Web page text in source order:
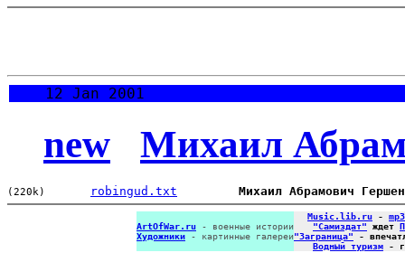
12 Jan 2001
new Михаил
(220k) robingud.txt Михаил Абрамович
ArtOfWar.ru - военные истории
Художники - картинные галереи
Music.lib.ru - mp3
"Самиздат" ждет
"Заграница" -
Водный туризм -